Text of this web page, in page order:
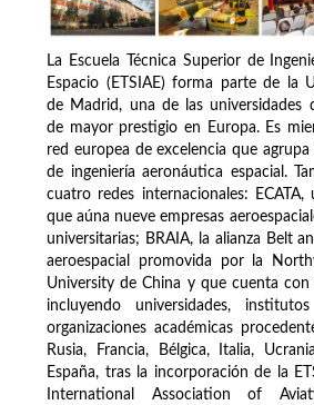
La Escuela Técnica Superior de
Espacio (ETSIAE) forma parte de la
de Madrid, una de las universidades
de mayor prestigio en Europa. Es
red europea de excelencia que agrupa
de ingeniería aeronáutica espacial.
cuatro redes internacionales:
que aúna nueve empresas
universitarias; BRAIA, la alianza Belt
aeroespacial promovida por la
University de China y que cuenta
incluyendo universidades,
organizaciones académicas
Rusia, Francia, Bélgica, Italia,
España, tras la incorporación de la
International Association of